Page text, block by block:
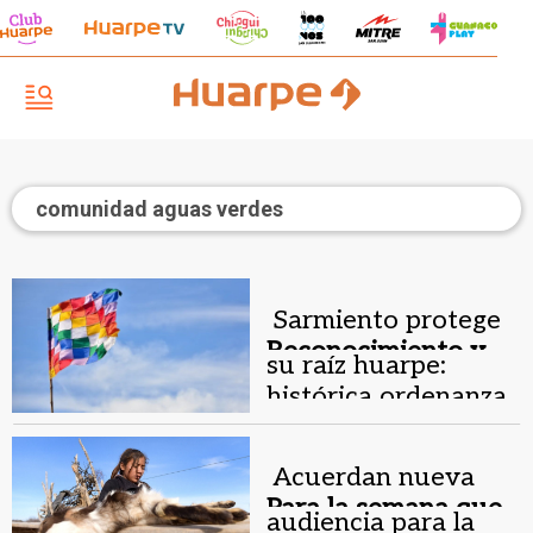
comunidad aguas verdes
Reconocimiento y
dignidad.
Sarmiento protege
su raíz huarpe:
histórica ordenanza
por los pueblos
Para la semana que
Acuerdan nueva
audiencia para la